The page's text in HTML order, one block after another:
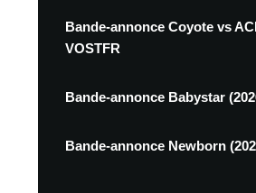
Bande-annonce Coyote vs
VOSTFR
Bande-annonce Babystar
Bande-annonce Newborn